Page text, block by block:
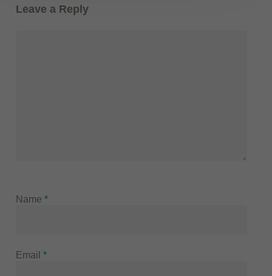
Leave a Reply
Name *
Email *